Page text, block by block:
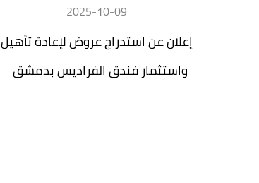
2025-10-09
إعلان عن استدراج عروض لإعادة تأهيل
واستثمار فندق الفراديس بدمشق